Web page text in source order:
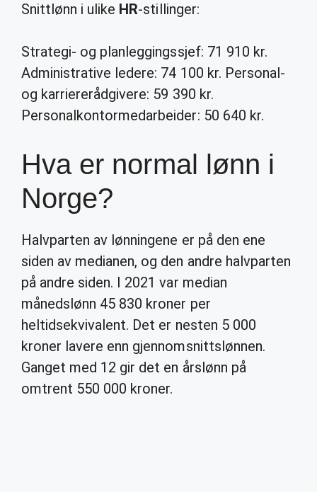
Snittlønn i ulike HR-stillinger:
Strategi- og planleggingssjef: 71 910 kr.
Administrative ledere: 74 100 kr. Personal-
og karriererådgivere: 59 390 kr.
Personalkontormedarbeider: 50 640 kr.
Hva er normal lønn i
Norge?
Halvparten av lønningene er på den ene
siden av medianen, og den andre halvparten
på andre siden. I 2021 var median
månedslønn 45 830 kroner per
heltidsekvivalent. Det er nesten 5 000
kroner lavere enn gjennomsnittslønnen.
Ganget med 12 gir det en årslønn på
omtrent 550 000 kroner.